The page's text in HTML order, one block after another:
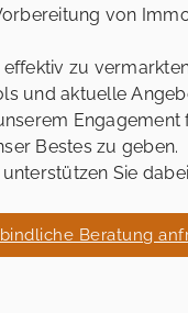
von
zu
und aktuelle
Engagement
Bestes zu geben.
Sie
Beratung